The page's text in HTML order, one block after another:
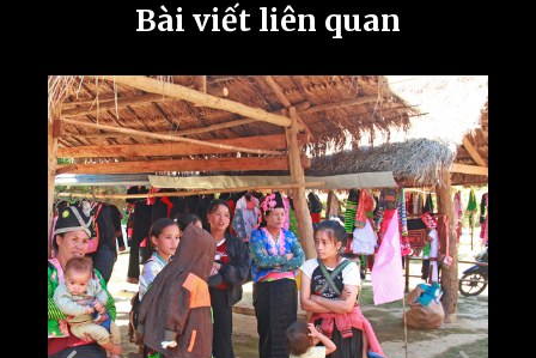
Bài viết liên quan